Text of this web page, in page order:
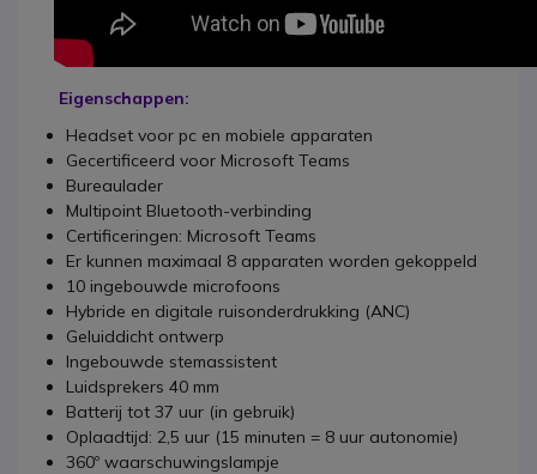
Eigenschappen:
Headset voor pc en mobiele apparaten
Gecertificeerd voor Microsoft Teams
Bureaulader
Multipoint Bluetooth-verbinding
Certificeringen: Microsoft Teams
Er kunnen maximaal 8 apparaten worden gekoppeld
10 ingebouwde microfoons
Hybride en digitale ruisonderdrukking (ANC)
Geluiddicht ontwerp
Ingebouwde stemassistent
Luidsprekers 40 mm
Batterij tot 37 uur (in gebruik)
Oplaadtijd: 2,5 uur (15 minuten = 8 uur autonomie)
360º waarschuwingslampje